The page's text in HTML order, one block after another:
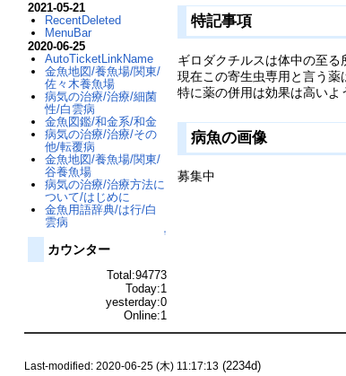
特記事項
ギロダクチルスは体中の至る
現在この寄生虫専用と言う薬
特に薬の併用は効果は高いよ
病魚の画像
募集中
2021-05-21
RecentDeleted
MenuBar
2020-06-25
AutoTicketLinkName
金魚地図/養魚場/関東/
佐々木養魚場
病気の治療/治療/細菌
性/白雲病
金魚図鑑/和金系/和金
病気の治療/治療/その
他/転覆病
金魚地図/養魚場/関東/
谷養魚場
病気の治療/治療方法に
ついて/はじめに
金魚用語辞典/は行/白
雲病
↑
カウンター
Total:94773
Today:1
yesterday:0
Online:1
Last-modified: 2020-06-25 (木) 11:17:13(2234d)